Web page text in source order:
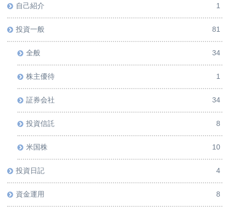
自己紹介 1
投資一般 81
全般 34
株主優待 1
証券会社 34
投資信託 8
米国株 10
投資日記 4
資金運用 8